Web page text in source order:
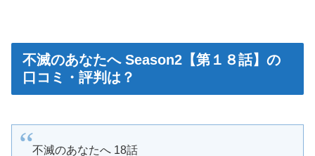
不滅のあなたへ Season2【第１８話】の
口コミ・評判は？
不滅のあなたへ 18話